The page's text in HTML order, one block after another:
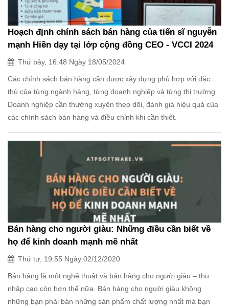
Hoạch định chính sách bán hàng của tiến sĩ nguyễn
mạnh Hiền dạy tại lớp cộng đồng CEO - VCCI 2024
Thứ bảy, 16:48 Ngày 18/05/2024
Các chính sách bán hàng cần được xây dựng phù hợp với đặc
thù của từng ngành hàng, từng doanh nghiệp và từng thị trường.
Doanh nghiệp cần thường xuyên theo dõi, đánh giá hiệu quả của
các chính sách bán hàng và điều chỉnh khi cần thiết.
Bán hàng cho người giàu: Những điều cần biết về
họ để kinh doanh mạnh mẽ nhất
Thứ tư, 19:55 Ngày 02/12/2020
Bán hàng là một nghệ thuật và bán hàng cho người giàu – thu
nhập cao còn hơn thế nữa. Bán hàng cho người giàu không
những bạn phải bán những sản phẩm chất lượng nhất mà bạn